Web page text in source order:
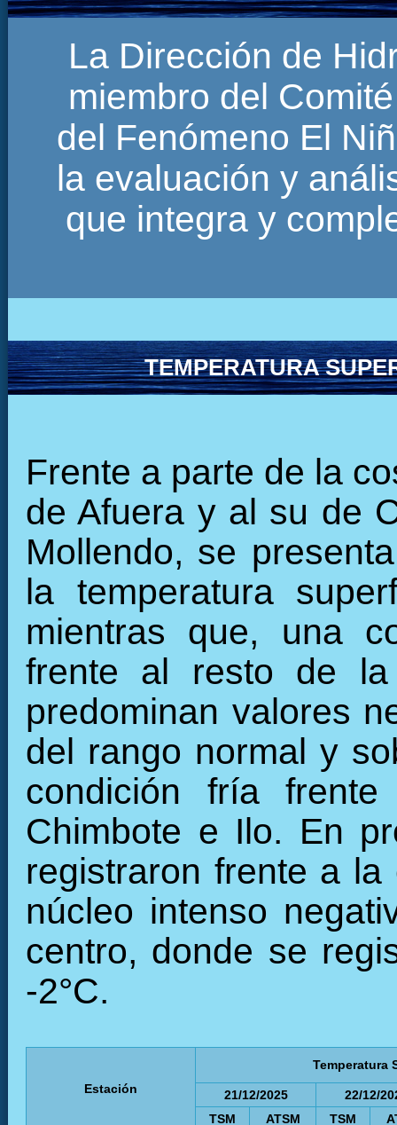
La Dirección de
miembro del
del Fenómeno El
la evaluación y
que integra y
TEMPERATURA
Frente a parte de la
de Afuera y al su de
Mollendo, se
la temperatura
mientras que, una
frente al resto de
predominan valores
del rango normal y
condición fría
Chimbote e Ilo. En
registraron frente a
núcleo intenso
centro, donde se
-2°C.
Estación
Temperatura
21/12/2025
22/12/
TSM
ATSM TSM